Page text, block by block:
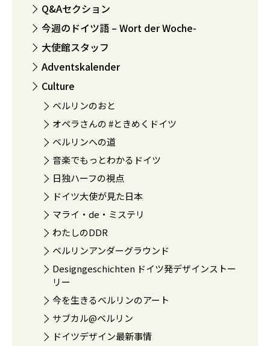
Q&Aセクション
今週のドイツ語 – Wort der Woche-
大使館スタッフ
Adventskalender
Culture
ベルリンのおと
オペラさんの #ときめくドイツ
ベルリンへの道
音楽でもっとわかるドイツ
日独ハーフの視点
ドイツ大使が見た日本
マライ・de・ミステリ
わたしのDDR
ベルリンアンダーグラウンド
Designgeschichten ドイツ発デザインストー
リー
今を生きるベルリンのアート
サブカル@ベルリン
ドイツデザイン最新事情